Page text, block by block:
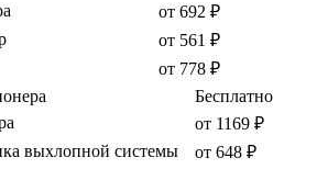
от 692 ₽
от 561 ₽
от 778 ₽
Бесплатно
от 1169 ₽
выхлопной системы
от 648 ₽